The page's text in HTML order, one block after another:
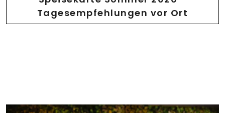
Tagesempfehlungen vor Ort